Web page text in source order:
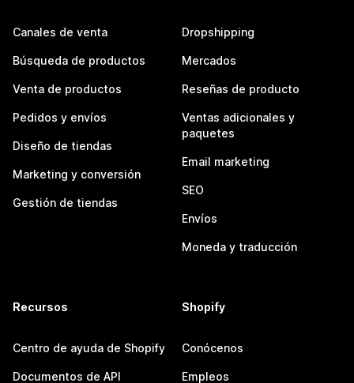
Canales de venta
Búsqueda de productos
Venta de productos
Pedidos y envíos
Diseño de tiendas
Marketing y conversión
Gestión de tiendas
Dropshipping
Mercados
Reseñas de producto
Ventas adicionales y
paquetes
Email marketing
SEO
Envíos
Moneda y traducción
Recursos
Centro de ayuda de Shopify
Documentos de API
Shopify
Conócenos
Empleos